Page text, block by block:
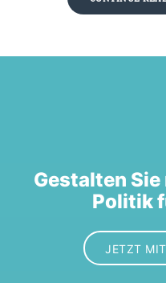
Gestalten
Politik
JETZT